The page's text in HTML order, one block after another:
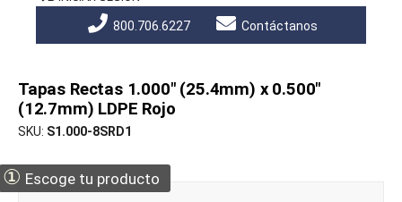
800.706.6227 Contáctanos
Tapas Rectas 1.000" (25.4mm) x 0.500"
(12.7mm) LDPE Rojo
SKU S1.000-8SRD1
① Escoge tu producto